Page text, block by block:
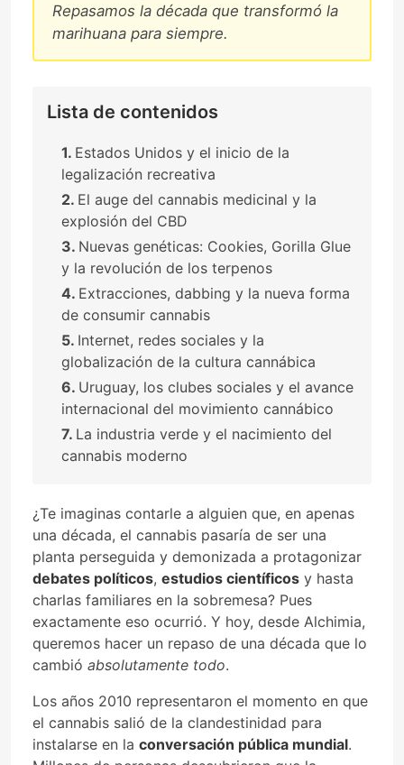
Repasamos la década que transformó la
marihuana para siempre.
Lista de contenidos
Estados Unidos y el inicio de la
legalización recreativa
El auge del cannabis medicinal y la
explosión del CBD
Nuevas genéticas: Cookies, Gorilla Glue
y la revolución de los terpenos
Extracciones, dabbing y la nueva forma
de consumir cannabis
Internet, redes sociales y la
globalización de la cultura cannábica
Uruguay, los clubes sociales y el avance
internacional del movimiento cannábico
La industria verde y el nacimiento del
cannabis moderno
¿Te imaginas contarle a alguien que, en apenas
una década, el cannabis pasaría de ser una
planta perseguida y demonizada a protagonizar
debates políticos, estudios científicos y hasta
charlas familiares en la sobremesa? Pues
exactamente eso ocurrió. Y hoy, desde Alchimia,
queremos hacer un repaso de una década que lo
cambió absolutamente todo.
Los años 2010 representaron el momento en que
el cannabis salió de la clandestinidad para
instalarse en la conversación pública mundial.